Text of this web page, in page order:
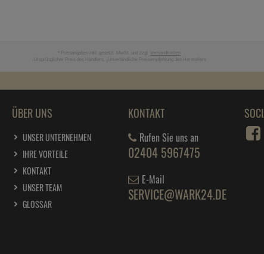
* Preisangaben inkl. gesetzl. MwSt. und zzgl. Versandkosten
Ursprünglicher Preis des Händlers, Unverbindliche Preisempfehlung des Herstellers
ÜBER UNS
UNSER UNTERNEHMEN
IHRE VORTEILE
KONTAKT
UNSER TEAM
GLOSSAR
KONTAKT
Rufen Sie uns an
02404 5967475
E-Mail
SERVICE@WARK24.DE